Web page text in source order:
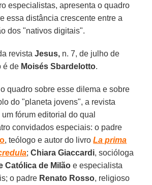
especialistas, apresenta o quadro
essa distância crescente entre a
dos "nativos digitais".
revistaJesus, n. 7, de julho de
é de Moisés Sbardelotto.
quadro sobre esse dilema e sobre
do "planeta jovens", a revista
fórum editorial do qual
convidados especiais: o padre
, teólogo e autor do livroLa prima
;Chiara Giaccardi, socióloga
Católica de Milão e especialista
o padre Renato Rosso, religioso